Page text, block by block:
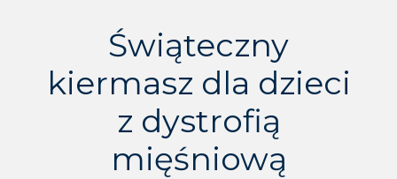
Świąteczny
kiermasz dla dzieci
z dystrofią
mięśniową